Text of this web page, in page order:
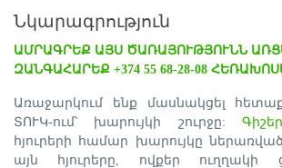
Նկարագրություն
ԱՄՐԱԳՐԵՔ ԱՅՍ ԾԱՌԱՅՈՒԹՅՈՒՆՆ
ԶԱՆԳԱՀԱՐԵՔ +374 55 68-28-08
Առաջարկում ենք մասնակցել
ՏՈՒԿ-ում՝ խարույկի շուրջը:
հյուրերի համար խարույկը
այն հյուրերը, ովքեր ուղղակի